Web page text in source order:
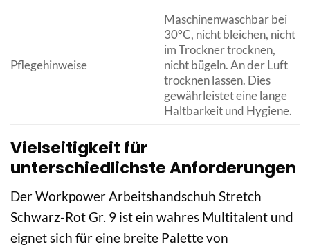
Pflegehinweise
Maschinenwaschbar bei
30°C, nicht bleichen, nicht
im Trockner trocknen,
nicht bügeln. An der Luft
trocknen lassen. Dies
gewährleistet eine lange
Haltbarkeit und Hygiene.
Vielseitigkeit für
unterschiedlichste Anforderungen
Der Workpower Arbeitshandschuh Stretch
Schwarz-Rot Gr. 9 ist ein wahres Multitalent und
eignet sich für eine breite Palette von